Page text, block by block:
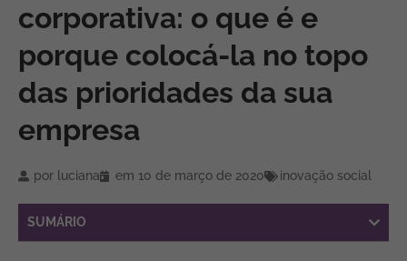
corporativa: o que é e
porque colocá-la no topo
das prioridades da sua
empresa
por luciana em 10 de março de 2020 inovação social
SUMÁRIO